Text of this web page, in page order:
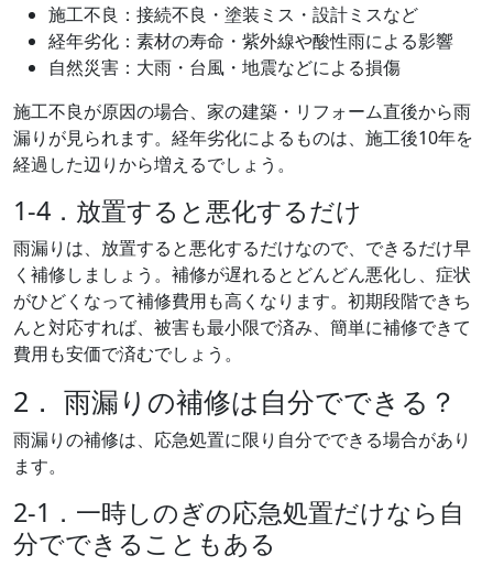
施工不良：接続不良・塗装ミス・設計ミスなど
経年劣化：素材の寿命・紫外線や酸性雨による影響
自然災害：大雨・台風・地震などによる損傷
施工不良が原因の場合、家の建築・リフォーム直後から雨
漏りが見られます。経年劣化によるものは、施工後10年を
経過した辺りから増えるでしょう。
1-4．放置すると悪化するだけ
雨漏りは、放置すると悪化するだけなので、できるだけ早
く補修しましょう。補修が遅れるとどんどん悪化し、症状
がひどくなって補修費用も高くなります。初期段階できち
んと対応すれば、被害も最小限で済み、簡単に補修できて
費用も安価で済むでしょう。
2． 雨漏りの補修は自分でできる？
雨漏りの補修は、応急処置に限り自分でできる場合があり
ます。
2-1．一時しのぎの応急処置だけなら自
分でできることもある